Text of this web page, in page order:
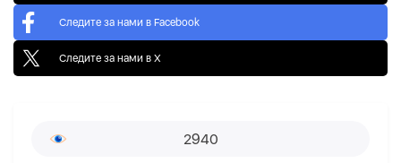
Следите за нами в Facebook
Следите за нами в X
2940